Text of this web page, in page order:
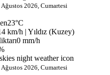
Ağustos 2026, Cumartesi
23°C
km/h | Yıldız (Kuzey)
0 mm/h
Ağustos 2026, Cumartesi